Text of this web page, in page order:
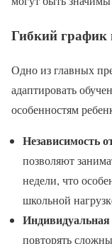
Гибкий график
Одно из главных
адаптировать
особенностям
Независимость
позволяют
недели, что
школьной
Индивидуальная
повторять